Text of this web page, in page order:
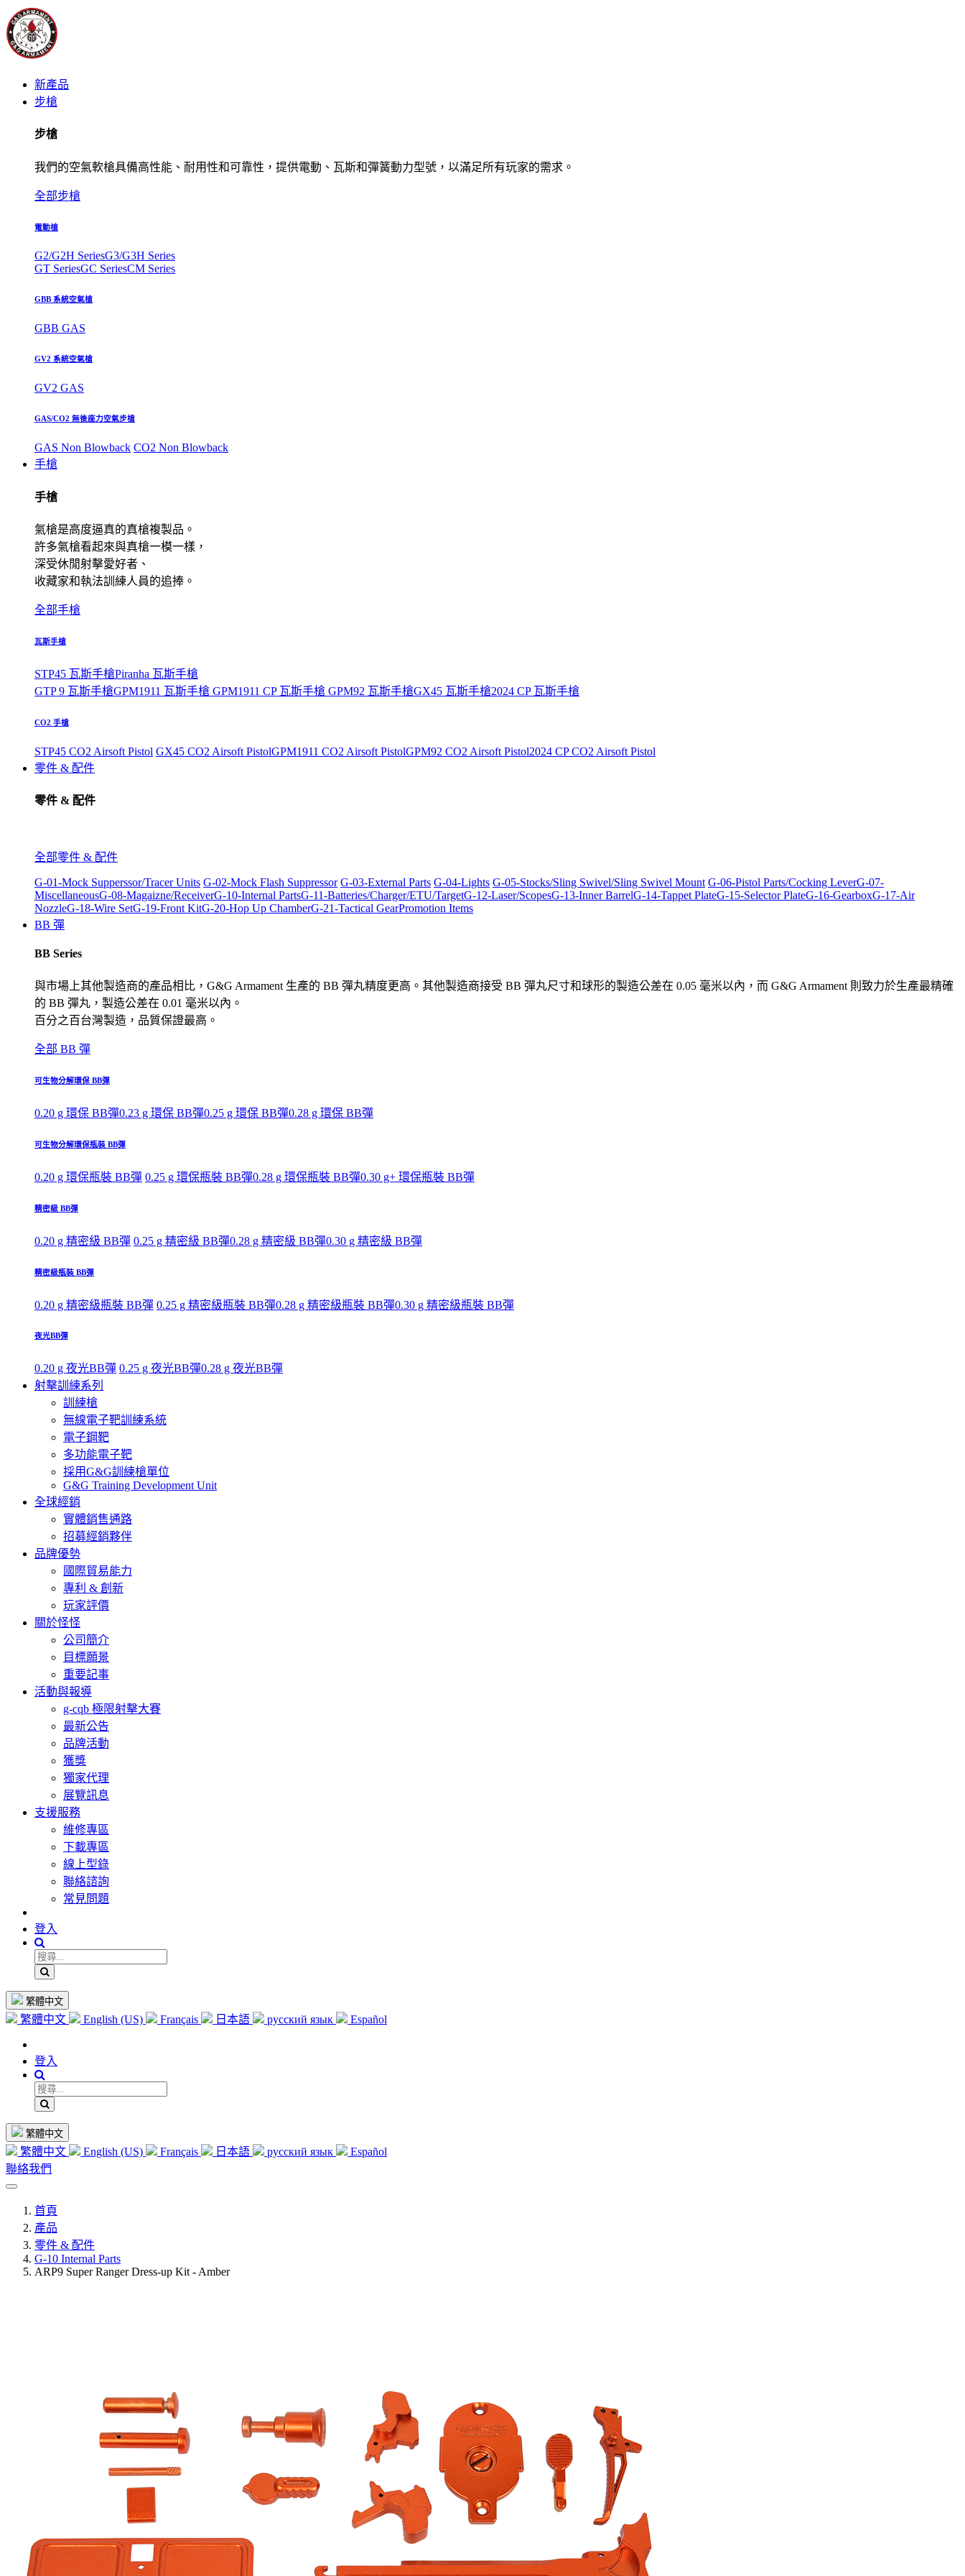
新產品
步槍
步槍
我們的空氣軟槍具備高性能、耐用性和可靠性，提供電動、瓦斯和彈簧動力型號，以滿足所有玩家的需求。
全部步槍
電動槍
G2/G2H SeriesG3/G3H Series
GT SeriesGC SeriesCM Series
GBB 系統空氣槍
GBB GAS
GV2 系統空氣槍
GV2 GAS
GAS/CO2 無後座力空氣步槍
GAS Non Blowback CO2 Non Blowback
手槍
手槍
氣槍是高度逼真的真槍複製品。
許多氣槍看起來與真槍一模一樣，
深受休閒射擊愛好者、
收藏家和執法訓練人員的追捧。
全部手槍
瓦斯手槍
STP45 瓦斯手槍Piranha 瓦斯手槍
GTP 9 瓦斯手槍GPM1911 瓦斯手槍 GPM1911 CP 瓦斯手槍 GPM92 瓦斯手槍GX45 瓦斯手槍2024 CP 瓦斯手槍
CO2 手槍
STP45 CO2 Airsoft Pistol GX45 CO2 Airsoft PistolGPM1911 CO2 Airsoft PistolGPM92 CO2 Airsoft Pistol2024 CP CO2 Airsoft Pistol
零件 & 配件
零件 & 配件
全部零件 & 配件
G-01-Mock Supperssor/Tracer Units G-02-Mock Flash Suppressor G-03-External Parts G-04-Lights G-05-Stocks/Sling Swivel/Sling Swivel Mount G-06-Pistol Parts/Cocking LeverG-07-
MiscellaneousG-08-Magaizne/ReceiverG-10-Internal PartsG-11-Batteries/Charger/ETU/TargetG-12-Laser/ScopesG-13-Inner BarrelG-14-Tappet PlateG-15-Selector PlateG-16-GearboxG-17-Air
NozzleG-18-Wire SetG-19-Front KitG-20-Hop Up ChamberG-21-Tactical GearPromotion Items
BB 彈
BB Series
與市場上其他製造商的產品相比，G&G Armament 生產的 BB 彈丸精度更高。其他製造商接受 BB 彈丸尺寸和球形的製造公差在 0.05 毫米以內，而 G&G Armament 則致力於生產最精確
的 BB 彈丸，製造公差在 0.01 毫米以內。
百分之百台灣製造，品質保證最高。
全部 BB 彈
可生物分解環保 BB彈
0.20 g 環保 BB彈0.23 g 環保 BB彈0.25 g 環保 BB彈0.28 g 環保 BB彈
可生物分解環保瓶裝 BB彈
0.20 g 環保瓶裝 BB彈 0.25 g 環保瓶裝 BB彈0.28 g 環保瓶裝 BB彈0.30 g+ 環保瓶裝 BB彈
精密級 BB彈
0.20 g 精密級 BB彈 0.25 g 精密級 BB彈0.28 g 精密級 BB彈0.30 g 精密級 BB彈
精密級瓶裝 BB彈
0.20 g 精密級瓶裝 BB彈 0.25 g 精密級瓶裝 BB彈0.28 g 精密級瓶裝 BB彈0.30 g 精密級瓶裝 BB彈
夜光BB彈
0.20 g 夜光BB彈 0.25 g 夜光BB彈0.28 g 夜光BB彈
射擊訓練系列
訓練槍
無線電子靶訓練系統
電子鋼靶
多功能電子靶
採用G&G訓練槍單位
G&G Training Development Unit
全球經銷
實體銷售通路
招募經銷夥伴
品牌優勢
國際貿易能力
專利 & 創新
玩家評價
關於怪怪
公司簡介
目標願景
重要記事
活動與報導
g-cqb 極限射擊大賽
最新公告
品牌活動
獲獎
獨家代理
展覽訊息
支援服務
維修專區
下載專區
線上型錄
聯絡諮詢
常見問題
登入
繁體中文
繁體中文 English (US) Français 日本語 русский язык Español
登入
繁體中文
繁體中文 English (US) Français 日本語 русский язык
Español
聯絡我們
首頁
產品
零件 & 配件
G-10 Internal Parts
ARP9 Super Ranger Dress-up Kit - Amber